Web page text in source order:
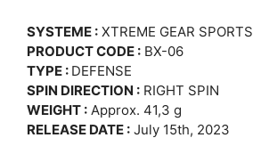
SYSTEME : XTREME GEAR SPORTS
PRODUCT CODE : BX-06
TYPE : DEFENSE
SPIN DIRECTION : RIGHT SPIN
WEIGHT : Approx. 41,3 g
RELEASE DATE : July 15th, 2023